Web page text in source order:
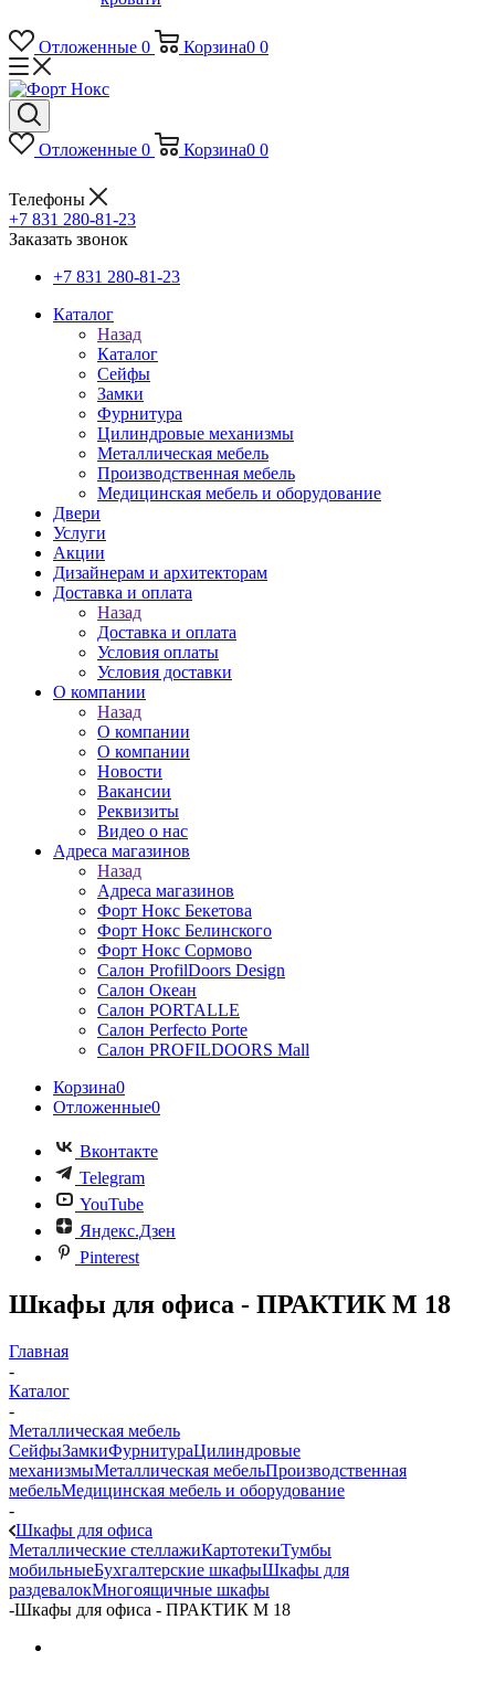
Отложенные 0 Корзина0 0
Отложенные 0 Корзина0 0
Телефоны
+7 831 280-81-23
Заказать звонок
+7 831 280-81-23
Каталог
Назад
Каталог
Сейфы
Замки
Фурнитура
Цилиндровые механизмы
Металлическая мебель
Производственная мебель
Медицинская мебель и оборудование
Двери
Услуги
Акции
Дизайнерам и архитекторам
Доставка и оплата
Назад
Доставка и оплата
Условия оплаты
Условия доставки
О компании
Назад
О компании
О компании
Новости
Вакансии
Реквизиты
Видео о нас
Адреса магазинов
Назад
Адреса магазинов
Форт Нокс Бекетова
Форт Нокс Белинского
Форт Нокс Сормово
Салон ProfilDoors Design
Салон Океан
Салон PORTALLE
Салон Perfecto Portе
Салон PROFILDOORS Mall
Корзина0
Отложенные0
Вконтакте
Telegram
YouTube
Яндекс.Дзен
Pinterest
Шкафы для офиса - ПРАКТИК М 18
Главная
-
Каталог
-
Металлическая мебель
СейфыЗамкиФурнитураЦилиндровые
механизмыМеталлическая мебельПроизводственная
мебельМедицинская мебель и оборудование
-
Шкафы для офиса
Металлические стеллажиКартотекиТумбы
мобильныеБухгалтерские шкафыШкафы для
раздевалокМногоящичные шкафы
-Шкафы для офиса - ПРАКТИК М 18